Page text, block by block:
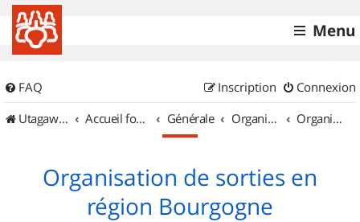
Menu
FAQ Connexion
Inscription
UtagawaVTT (Randos VTT et VTTAE avec traces GPS)
Accueil forum Générale Organisation de sorties & Recherche de partenaires Organisation de sorties en région Bourgogne
Organisation de sorties en
région Bourgogne